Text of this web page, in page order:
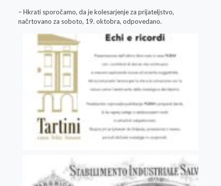
– Hkrati sporočamo, da je kolesarjenje za prijateljstvo,
načrtovano za soboto, 19. oktobra, odpovedano.